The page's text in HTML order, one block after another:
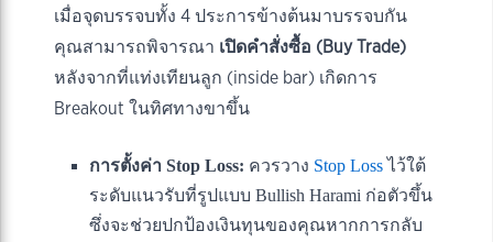
เมื่อจุดบรรจบทั้ง 4 ประการข้างต้นมาบรรจบกัน
คุณสามารถพิจารณา เปิดคำสั่งซื้อ (Buy Trade)
หลังจากที่แท่งเทียนลูก (inside bar) เกิดการ
Breakout ในทิศทางขาขึ้น
การตั้งค่า Stop Loss: ควรวาง Stop Lossไว้ใต้
ระดับแนวรับที่รูปแบบ Bullish Harami ก่อตัวขึ้น
ซึ่งจะช่วยปกป้องเงินทุนของคุณหากการกลับ